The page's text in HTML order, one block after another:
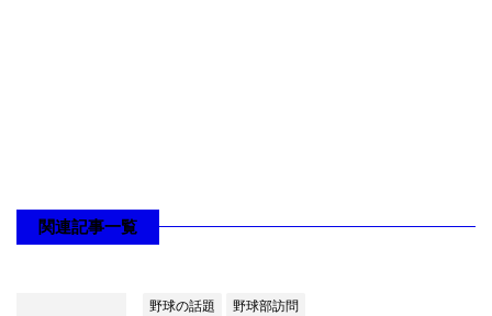
関連記事一覧
野球の話題 野球部訪問